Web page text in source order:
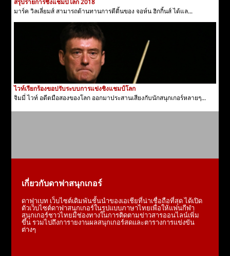
สรุปรายการชิงแชมป์โลก 2018
มาร์ค วิลเลี่ยมส์ สามารถต้านทานการตีติ้นของ จอห์น ฮิกกิ้นส์ ได้แล...
ไวท์เรียกร้องขอปรับระบบการแข่งชิงแชมป์โลก
จิมมี่ ไวท์ อดีตมือสองของโลก ออกมาประสานเสียงกับนักสนุกเกอร์หลายๆ...
เกี่ยวกับดาฟาสนุกเกอร์
ดาฟาเบท เว็บไซต์เดิมพันชั้นนำของเอเชียที่น่าเชื่อถือที่สุด ได้เปิด
ตัวเว็บไซต์ดาฟาสนุกเกอร์ในรูปแบบภาษาไทยเพื่อให้แฟนกีฬา
สนุกเกอร์ชาวไทยมีช่องทางในการติดตามข่าวสารออนไลน์เพิ่ม
ขึ้น รวมไปถึงการายงานผลสนุกเกอร์สดและตารางการแข่งขัน
ต่างๆ